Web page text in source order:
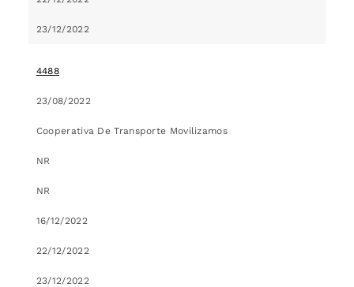
23/12/2022
4488
23/08/2022
Cooperativa De Transporte Movilizamos
NR
NR
16/12/2022
22/12/2022
23/12/2022